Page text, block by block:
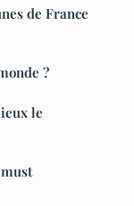
de France
?
le